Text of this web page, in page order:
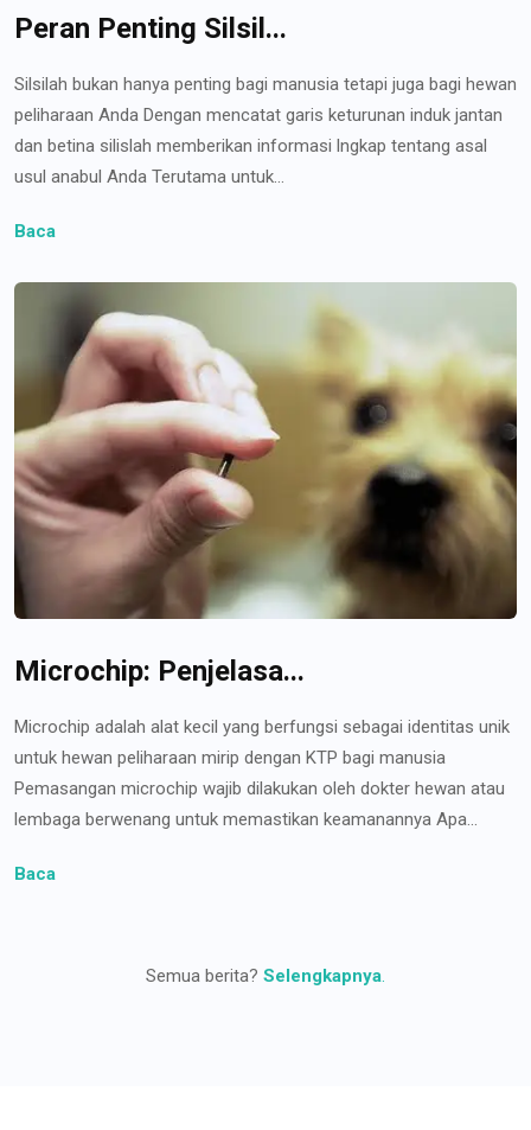
Peran Penting Silsil...
Silsilah bukan hanya penting bagi manusia tetapi juga bagi hewan
peliharaan Anda Dengan mencatat garis keturunan induk jantan
dan betina silislah memberikan informasi lngkap tentang asal
usul anabul Anda Terutama untuk...
Baca
Microchip: Penjelasa...
Microchip adalah alat kecil yang berfungsi sebagai identitas unik
untuk hewan peliharaan mirip dengan KTP bagi manusia
Pemasangan microchip wajib dilakukan oleh dokter hewan atau
lembaga berwenang untuk memastikan keamanannya Apa...
Baca
Semua berita? Selengkapnya